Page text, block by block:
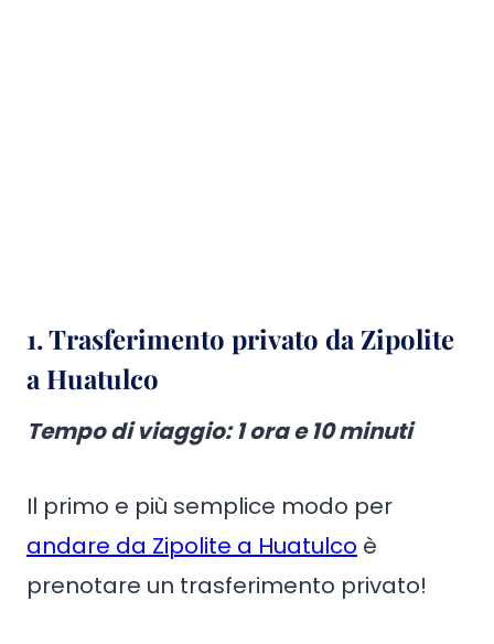
1. Trasferimento privato da Zipolite
a Huatulco
Tempo di viaggio: 1 ora e 10 minuti
Il primo e più semplice modo per
andare da Zipolite a Huatulco è
prenotare un trasferimento privato!